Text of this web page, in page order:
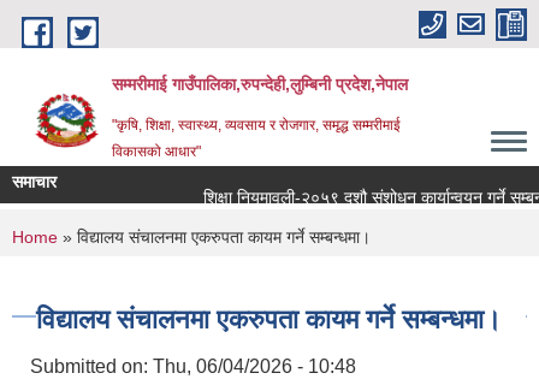
Skip to main content
सम्मरीमाई गाउँपालिका,रुपन्देही,लुम्बिनी प्रदेश,नेपाल
"कृषि, शिक्षा, स्वास्थ्य, व्यवसाय र रोजगार, समृद्ध सम्मरीमाई
विकासको आधार"
समाचार
शिक्षा नियमावली-२०५९ दशौ संशोधन कार्यान्वयन गर्ने सम्बन्धमा
You are here
Home » विद्यालय संचालनमा एकरुपता कायम गर्ने सम्बन्धमा।
विद्यालय संचालनमा एकरुपता कायम गर्ने सम्बन्धमा।
Submitted on: Thu, 06/04/2026 - 10:48